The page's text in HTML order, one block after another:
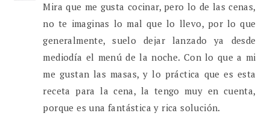
Mira que me gusta cocinar, pero lo de las cenas,
no te imaginas lo mal que lo llevo, por lo que
generalmente, suelo dejar lanzado ya desde
mediodía el menú de la noche. Con lo que a mi
me gustan las masas, y lo práctica que es esta
receta para la cena, la tengo muy en cuenta,
porque es una fantástica y rica solución.